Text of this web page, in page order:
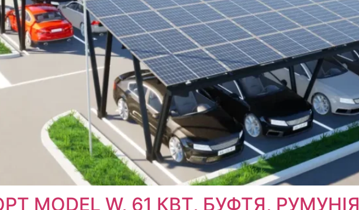
MODEL W, 61 КВТ, БУФТЯ, РУМУНІЯ